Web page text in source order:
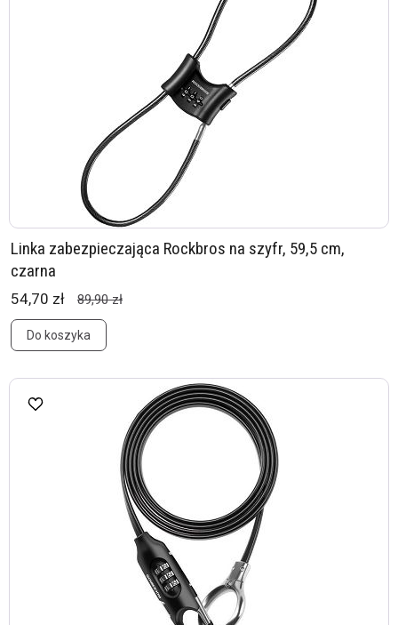
Linka zabezpieczająca Rockbros na szyfr, 59,5 cm,
czarna
54,70 zł 89,90 zł
Do koszyka